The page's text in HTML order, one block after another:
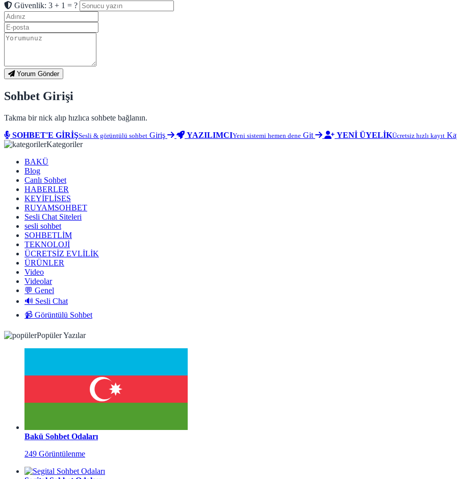
Güvenlik: 3 + 1 = ?
Yorum Gönder
Sohbet Girişi
Takma bir nick alıp hızlıca sohbete bağlanın.
SOHBET'E GİRİŞSesli & görüntülü sohbet Giriş YAZILIMCIYeni sistemi hemen dene Git YENİ ÜYELİKÜcretsiz hızlı kayıt
Kategoriler
BAKÜ
Blog
Canlı Sohbet
HABERLER
KEYİFLİSES
RUYAMSOHBET
Sesli Chat Siteleri
sesli sohbet
SOHBETLİM
TEKNOLOJİ
ÜCRETSİZ EVLİLİK
ÜRÜNLER
Video
Videolar
💬 Genel
🔊 Sesli Chat
📹 Görüntülü Sohbet
Popüler Yazılar
Bakü Sohbet Odaları
249 Görüntülenme